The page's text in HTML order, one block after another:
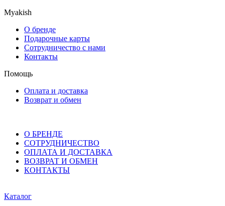
Myakish
О бренде
Подарочные карты
Сотрудничество с нами
Контакты
Помощь
Оплата и доставка
Возврат и обмен
О БРЕНДЕ
СОТРУДНИЧЕСТВО
ОПЛАТА И ДОСТАВКА
ВОЗВРАТ И ОБМЕН
КОНТАКТЫ
Каталог